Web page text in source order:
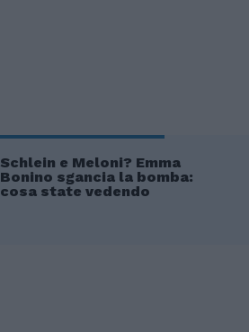
Schlein e Meloni? Emma
Bonino sgancia la bomba:
cosa state vedendo